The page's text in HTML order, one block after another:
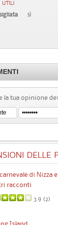
UTILI
sì
la tua opinione
DELLE
di Nizza e
racconti
3.9 (2)